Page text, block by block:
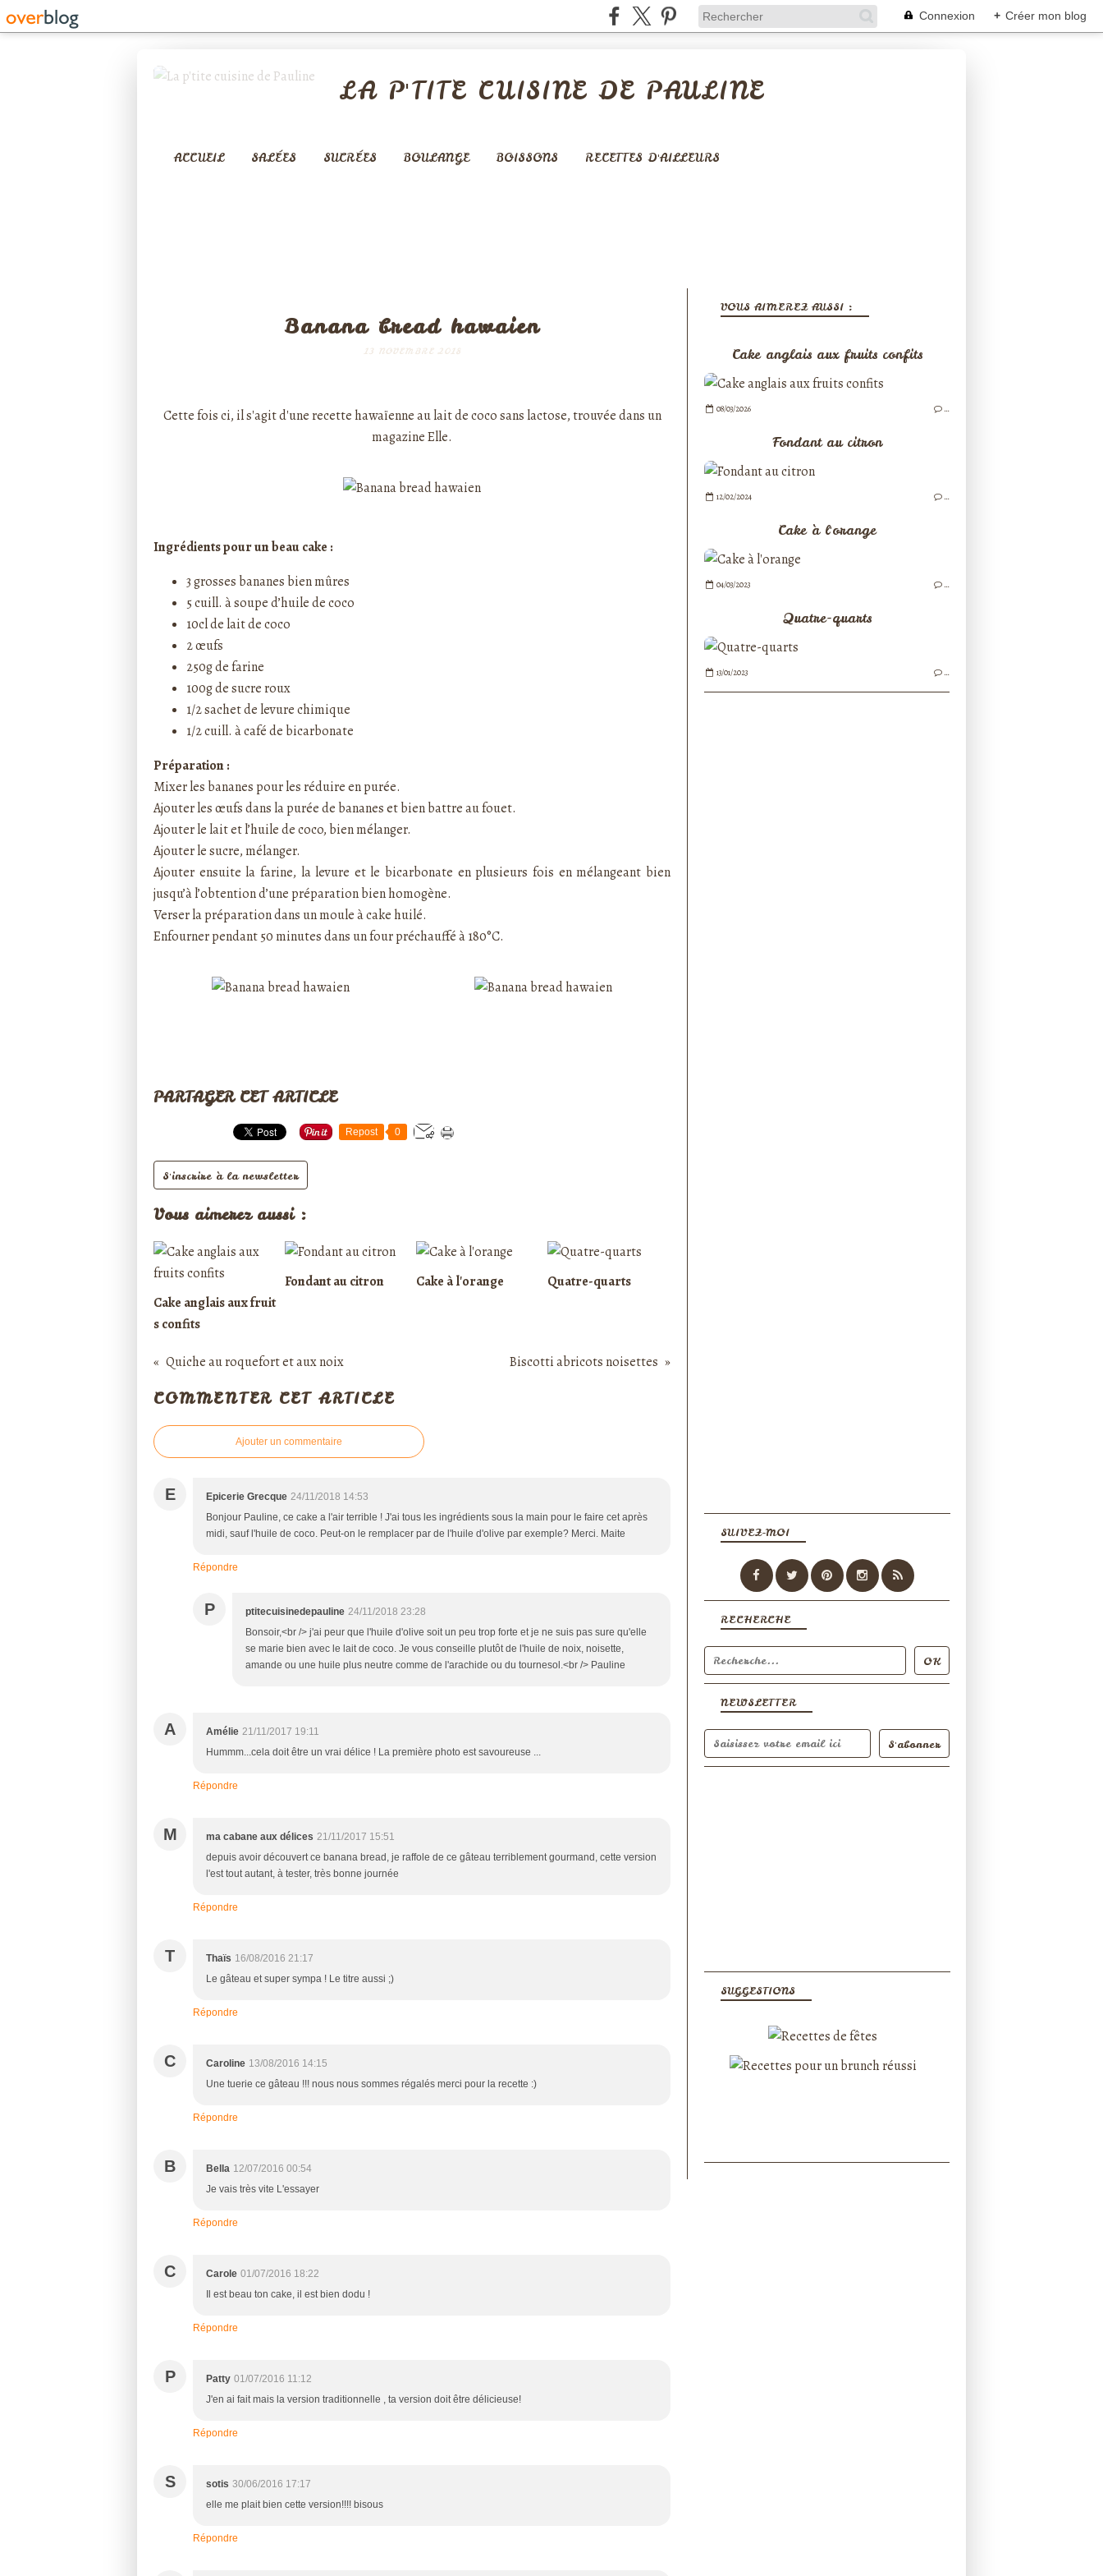
Connexion + Créer mon blog
LA P'TITE CUISINE DE PAULINE
ACCUEIL SALÉES SUCRÉES BOULANGE BOISSONS RECETTES D'AILLEURS
Banana bread hawaien
13 NOVEMBRE 2018
Cette fois ci, il s'agit d'une recette hawaïenne au lait de coco sans lactose, trouvée dans un
magazine Elle.
Ingrédients pour un beau cake :
3 grosses bananes bien mûres
5 cuill. à soupe d’huile de coco
10cl de lait de coco
2 œufs
250g de farine
100g de sucre roux
1/2 sachet de levure chimique
1/2 cuill. à café de bicarbonate
Préparation :
Mixer les bananes pour les réduire en purée.
Ajouter les œufs dans la purée de bananes et bien battre au fouet.
Ajouter le lait et l’huile de coco, bien mélanger.
Ajouter le sucre, mélanger.
Ajouter ensuite la farine, la levure et le bicarbonate en plusieurs fois en mélangeant bien
jusqu’à l’obtention d’une préparation bien homogène.
Verser la préparation dans un moule à cake huilé.
Enfourner pendant 50 minutes dans un four préchauffé à 180°C.
PARTAGER CET ARTICLE
Repost 0
S'inscrire à la newsletter
Vous aimerez aussi :
Cake anglais aux fruit
s confits
Fondant au citron Cake à l'orange Quatre-quarts
Quiche au roquefort et aux noix Biscotti abricots noisettes
COMMENTER CET ARTICLE
Ajouter un commentaire
E Epicerie Grecque 24/11/2018 14:53
Bonjour Pauline, ce cake a l'air terrible ! J'ai tous les ingrédients sous la main pour le faire cet après
midi, sauf l'huile de coco. Peut-on le remplacer par de l'huile d'olive par exemple? Merci. Maite
Répondre
P ptitecuisinedepauline 24/11/2018 23:28
Bonsoir,<br /> j'ai peur que l'huile d'olive soit un peu trop forte et je ne suis pas sure qu'elle
se marie bien avec le lait de coco. Je vous conseille plutôt de l'huile de noix, noisette,
amande ou une huile plus neutre comme de l'arachide ou du tournesol.<br /> Pauline
A Amélie 21/11/2017 19:11
Hummm...cela doit être un vrai délice ! La première photo est savoureuse ...
Répondre
M ma cabane aux délices 21/11/2017 15:51
depuis avoir découvert ce banana bread, je raffole de ce gâteau terriblement gourmand, cette version
l'est tout autant, à tester, très bonne journée
Répondre
T Thaïs 16/08/2016 21:17
Le gâteau et super sympa ! Le titre aussi ;)
Répondre
C Caroline 13/08/2016 14:15
Une tuerie ce gâteau !!! nous nous sommes régalés merci pour la recette :)
Répondre
B Bella 12/07/2016 00:54
Je vais très vite L'essayer
Répondre
C Carole 01/07/2016 18:22
Il est beau ton cake, il est bien dodu !
Répondre
P Patty 01/07/2016 11:12
J'en ai fait mais la version traditionnelle , ta version doit être délicieuse!
Répondre
S sotis 30/06/2016 17:17
elle me plait bien cette version!!!! bisous
Répondre
NEWSLETTER
SUIVEZ-MOI
RECHERCHE
VOUS AIMEREZ AUSSI :
Cake anglais aux fruits confits
08/03/2026 …
Fondant au citron
12/02/2024 …
Cake à l'orange
04/03/2023 …
Quatre-quarts
13/01/2023 …
SUGGESTIONS